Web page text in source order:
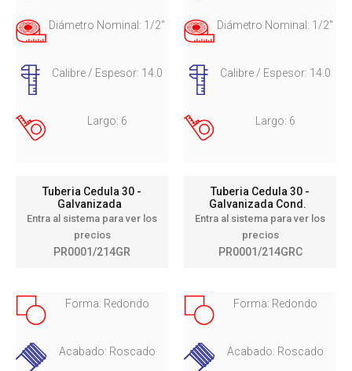
Diámetro Nominal: 1/2"
Calibre / Espesor: 14.0
Largo: 6
Tuberia Cedula 30 -
Galvanizada
Entra al sistema para ver los
precios
PR0001/214GR
Diámetro Nominal: 1/2"
Calibre / Espesor: 14.0
Largo: 6
Tuberia Cedula 30 -
Galvanizada Cond.
Entra al sistema para ver los
precios
PR0001/214GRC
Forma: Redondo
Acabado: Roscado
Forma: Redondo
Acabado: Roscado